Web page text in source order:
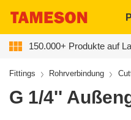
150.000+ Produkte auf
Fittings Rohrverbindung
G 1/4''